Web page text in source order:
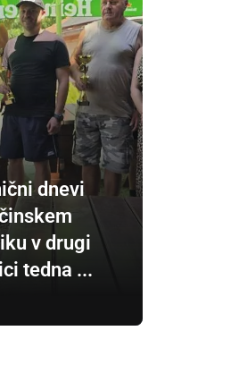
dnevi
v drugi
tedna ...